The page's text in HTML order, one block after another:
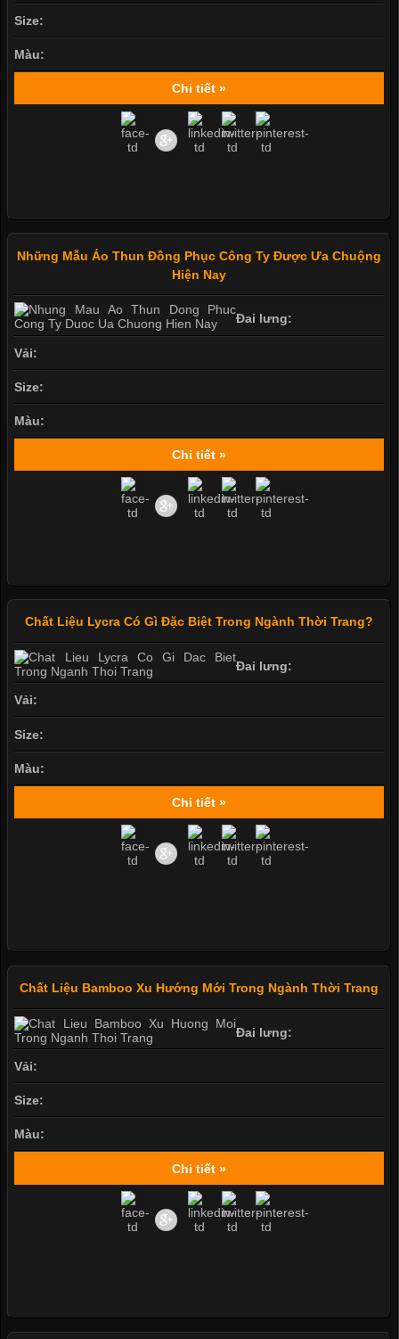
Size:
Màu:
Chi tiết »
Những Mẫu Áo Thun Đồng Phục Công Ty Được Ưa Chuộng
Hiện Nay
Đai lưng:
Vải:
Size:
Màu:
Chi tiết »
Chất Liệu Lycra Có Gì Đặc Biệt Trong Ngành Thời Trang?
Đai lưng:
Vải:
Size:
Màu:
Chi tiết »
Chất Liệu Bamboo Xu Hướng Mới Trong Ngành Thời Trang
Đai lưng:
Vải:
Size:
Màu:
Chi tiết »